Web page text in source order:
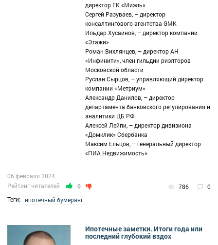
директор ГК «Миэль»
Сергей Разуваев, – директор
консалтингового агентства GMK
Ильдар Хусаинов, – директор компании
«Этажи»
Роман Вихлянцев, – директор АН
«Инфинити», член гильдии риэлторов
Московской области
Руслан Сырцов, – управляющий директор
компании «Метриум»
Александр Данилов, – директор
департамента банковского регулирования и
аналитики ЦБ РФ
Алексей Лейпи, – директор дивизиона
«Домклик» Сбербанка
Максим Ельцов, – генеральный директор
«ПИА Недвижимость»
Рейтинг читателей 0 786 0
06 февраля 2024
Теги: ипотечный бумеранг
Ипотечные заметки. Итоги года или
последний глубокий вздох